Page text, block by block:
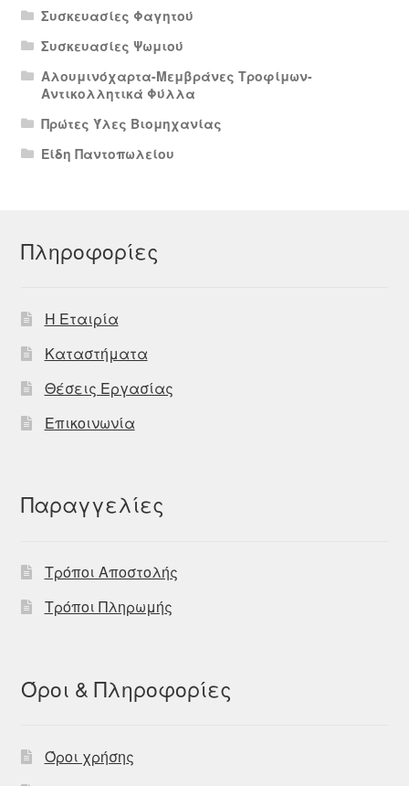
Συσκευασίες Φαγητού
Συσκευασίες Ψωμιού
Αλουμινόχαρτα-Μεμβράνες Τροφίμων-
Αντικολλητικά Φύλλα
Πρώτες Ύλες Βιομηχανίας
Είδη Παντοπωλείου
Πληροφορίες
Η Εταιρία
Καταστήματα
Θέσεις Εργασίας
Επικοινωνία
Παραγγελίες
Τρόποι Αποστολής
Τρόποι Πληρωμής
Όροι & Πληροφορίες
Όροι χρήσης